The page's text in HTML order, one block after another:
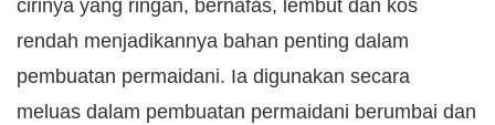
cirinya yang ringan, bernafas, lembut dan kos
rendah menjadikannya bahan penting dalam
pembuatan permaidani. Ia digunakan secara
meluas dalam pembuatan permaidani berumbai dan